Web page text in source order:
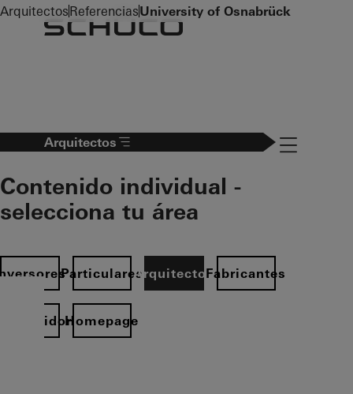
To the main content
Arquitectos
Contenido individual -
selecciona tu área
ParticularesArquitectosFabricantes
Homepage
Navigation
ArquitectosReferenciasUniversity of Osnabrück